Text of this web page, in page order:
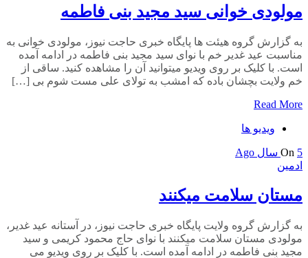
مولودی خوانی سید مجید بنی فاطمه
به گزارش گروه هیئت ها پایگاه خبری حاجت نیوز، مولودی خوانی به
مناسبت عید غدیر خم با نوای سید مجید بنی فاطمه در ادامه آمده
است. با کلیک بر روی ویدیو میتوانید آن را مشاهده کنید. ساقی از
خم ولایت بچشان باده که امشب به تولای علی مست شوم بی […]
Read More
ویدیو ها
On 5 سال Ago
ادمین
مستان سلامت میکنند
به گزارش گروه ولایت پایگاه خبری حاجت نیوز، در آستانه عید غدیر،
مولودی مستان سلامت میکنند با نوای حاج محمود کریمی و سید
مجید بنی فاطمه در ادامه آمده است. با کلیک بر روی ویدیو می